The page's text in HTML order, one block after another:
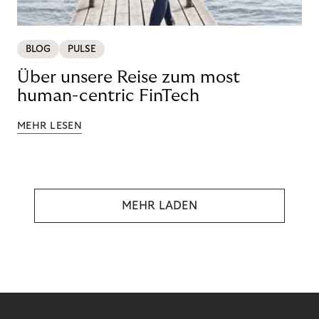
BLOG PULSE
Über unsere Reise zum most
human-centric FinTech
MEHR LESEN
MEHR LADEN